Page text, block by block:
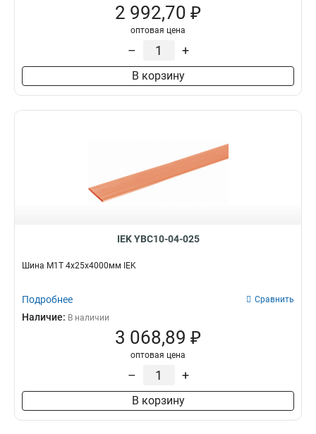
2 992,70 ₽
оптовая цена
– +
В корзину
IEK YBC10-04-025
Шина М1Т 4х25х4000мм IEK
Подробнее Сравнить
Наличие: В наличии
3 068,89 ₽
оптовая цена
– +
В корзину